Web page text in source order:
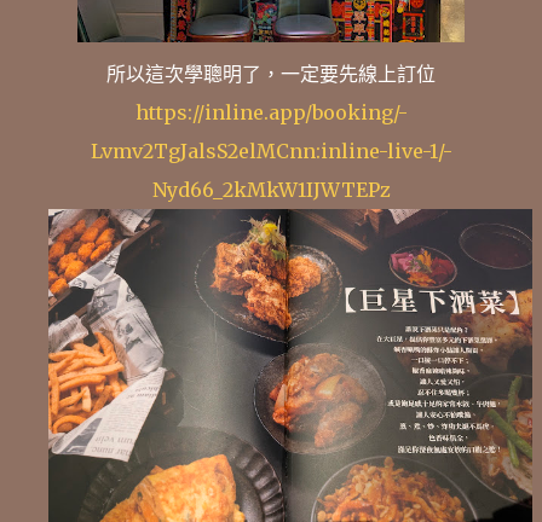
所以這次學聰明了，一定要先線上訂位
https://inline.app/booking/-
Lvmv2TgJalsS2elMCnn:inline-live-1/-
Nyd66_2kMkW1IJWTEPz